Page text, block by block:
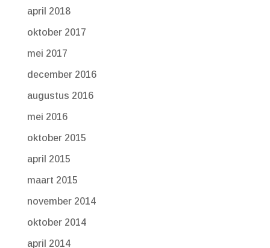
april 2018
oktober 2017
mei 2017
december 2016
augustus 2016
mei 2016
oktober 2015
april 2015
maart 2015
november 2014
oktober 2014
april 2014